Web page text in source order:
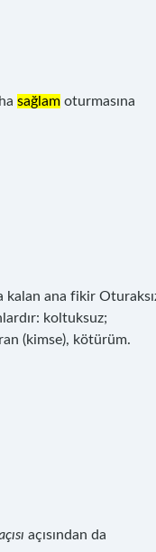
sağlam oturmasına
kalan ana fikir
koltuksuz;
(kimse), kötürüm.
açısından da